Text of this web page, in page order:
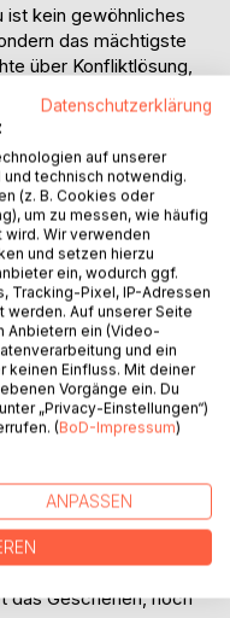
ist kein gewöhnliches
das mächtigste
über Konfliktlösung,
zeitlose Meisterwerk
auf der ganzen Welt.
verborgenen
zu entschlüsseln, um
schlagen und zu
Werkes mit der
nur durch brutale
wird. Seine
dass die höchste
Feind ohne jeglichen
basiert auf
vollkommener
und das
des Gegners den
geführt wird. Wer
schärft und das
das Geschehen, noch
Datenschutzerklärung
auf unserer
technisch notwendig.
(z. B. Cookies oder
um zu messen, wie häufig
Wir verwenden
und setzen hierzu
ein, wodurch ggf.
Tracking-Pixel, IP-Adressen
Auf unserer Seite
Anbietern ein (Video-
und ein
keinen Einfluss. Mit deiner
Vorgänge ein. Du
„Privacy-Einstellungen“)
(BoD-Impressum)
ANPASSEN